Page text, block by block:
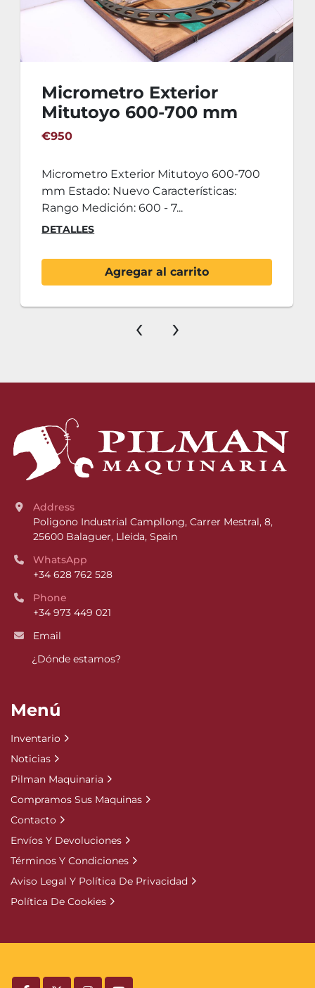
Micrometro Exterior
Mitutoyo 600-700 mm
€950
Micrometro Exterior Mitutoyo 600-700
mm Estado: Nuevo Características:
Rango Medición: 600 - 7...
DETALLES
Agregar al carrito
‹ ›
Address
Poligono Industrial Campllong, Carrer Mestral, 8,
25600 Balaguer, Lleida, Spain
WhatsApp
+34 628 762 528
Phone
+34 973 449 021
Email
¿Dónde estamos?
Menú
Inventario
Noticias
Pilman Maquinaria
Compramos Sus Maquinas
Contacto
Envíos Y Devoluciones
Términos Y Condiciones
Aviso Legal Y Política De Privacidad
Política De Cookies